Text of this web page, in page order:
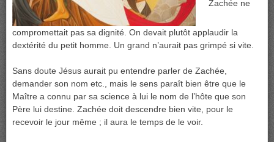
Zachée ne
compromettait pas sa dignité. On devait plutôt applaudir la
dextérité du petit homme. Un grand n’aurait pas grimpé si vite.
Sans doute Jésus aurait pu entendre parler de Zachée,
demander son nom etc., mais le sens paraît bien être que le
Maître a connu par sa science à lui le nom de l’hôte que son
Père lui destine. Zachée doit descendre bien vite, pour le
recevoir le jour même ; il aura le temps de le voir.